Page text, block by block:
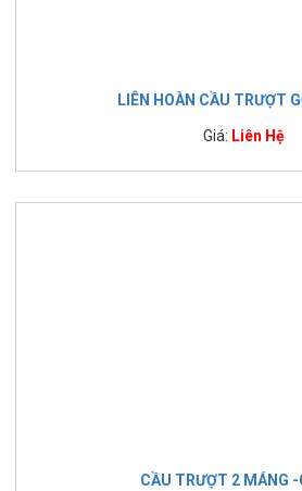
LIÊN HOÀN CẦU TRƯỢT
Giá: Liên Hệ
CẦU TRƯỢT 2 MÁNG